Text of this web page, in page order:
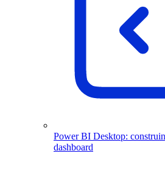
Power BI Desktop:
dashboard